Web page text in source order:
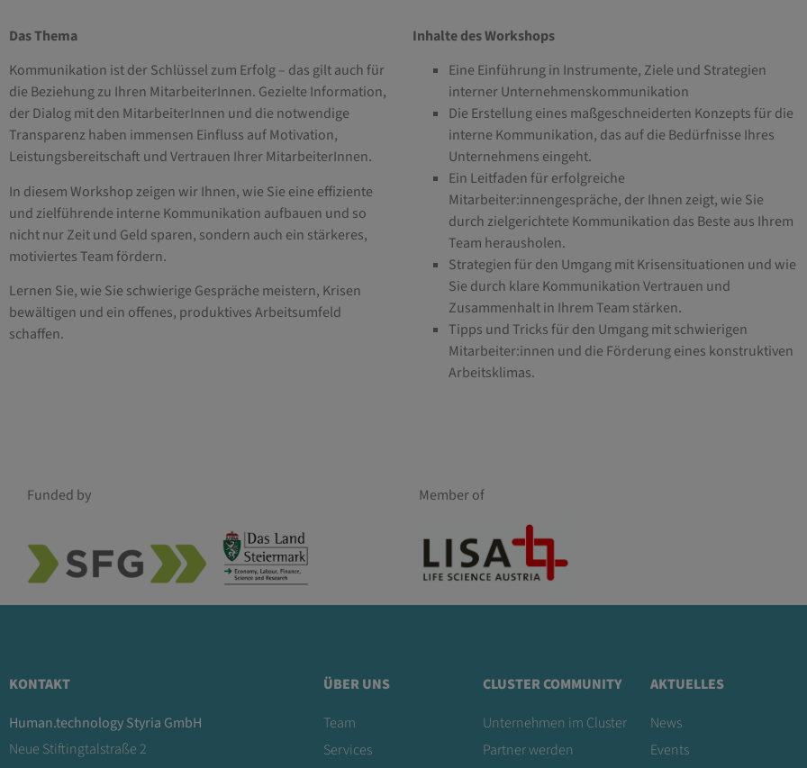
Das Thema
Kommunikation ist der Schlüssel zum Erfolg – das gilt auch für
die Beziehung zu Ihren MitarbeiterInnen. Gezielte Information,
der Dialog mit den MitarbeiterInnen und die notwendige
Transparenz haben immensen Einfluss auf Motivation,
Leistungsbereitschaft und Vertrauen Ihrer MitarbeiterInnen.
In diesem Workshop zeigen wir Ihnen, wie Sie eine effiziente
und zielführende interne Kommunikation aufbauen und so
nicht nur Zeit und Geld sparen, sondern auch ein stärkeres,
motiviertes Team fördern.
Lernen Sie, wie Sie schwierige Gespräche meistern, Krisen
bewältigen und ein offenes, produktives Arbeitsumfeld
schaffen.
Inhalte des Workshops
Eine Einführung in Instrumente, Ziele und Strategien
interner Unternehmenskommunikation
Die Erstellung eines maßgeschneiderten Konzepts für die
interne Kommunikation, das auf die Bedürfnisse Ihres
Unternehmens eingeht.
Ein Leitfaden für erfolgreiche
Mitarbeiter:innengespräche, der Ihnen zeigt, wie Sie
durch zielgerichtete Kommunikation das Beste aus Ihrem
Team herausholen.
Strategien für den Umgang mit Krisensituationen und wie
Sie durch klare Kommunikation Vertrauen und
Zusammenhalt in Ihrem Team stärken.
Tipps und Tricks für den Umgang mit schwierigen
Mitarbeiter:innen und die Förderung eines konstruktiven
Arbeitsklimas.
Funded by Member of
KONTAKT
Human.technology Styria GmbH
Neue Stiftingtalstraße 2
ÜBER UNS
Team
Services
CLUSTER COMMUNITY
Unternehmen im Cluster
Partner werden
AKTUELLES
News
Events